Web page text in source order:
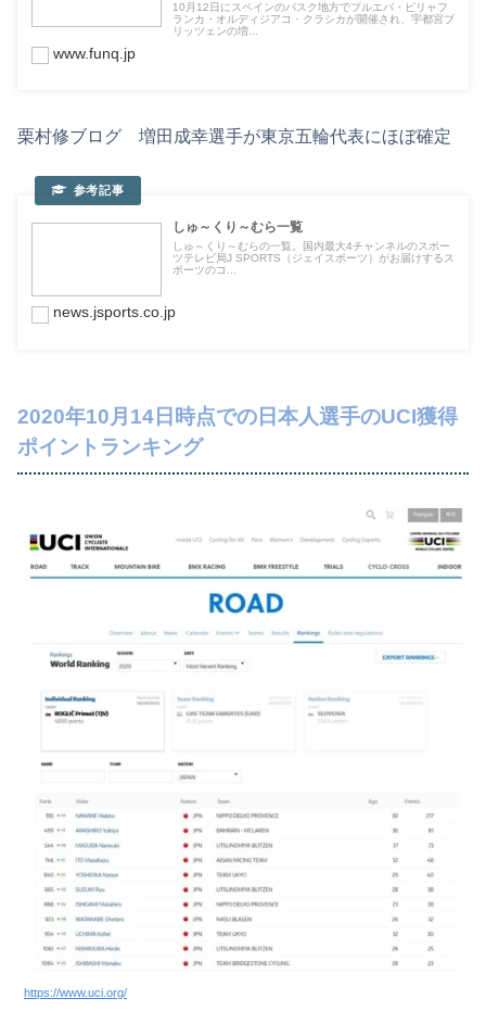
10月12日にスペインのバスク地方でプルエバ・ビリャフ
ランカ・オルディジアコ・クラシカが開催され、宇都宮ブ
リッツェンの増...
www.funq.jp
栗村修ブログ 増田成幸選手が東京五輪代表にほぼ確定
しゅ～くり～むら一覧
しゅ～くり～むらの一覧。国内最大4チャンネルのスポー
ツテレビ局J SPORTS（ジェイスポーツ）がお届けするス
ポーツのコ...
news.jsports.co.jp
2020年10月14日時点での日本人選手のUCI獲得
ポイントランキング
https://www.uci.org/